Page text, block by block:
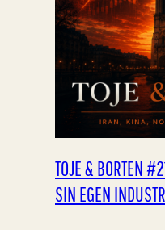
TOJE & BORTEN
SIN EGEN